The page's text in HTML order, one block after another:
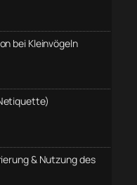
bei Kleinvögeln
& Nutzung des